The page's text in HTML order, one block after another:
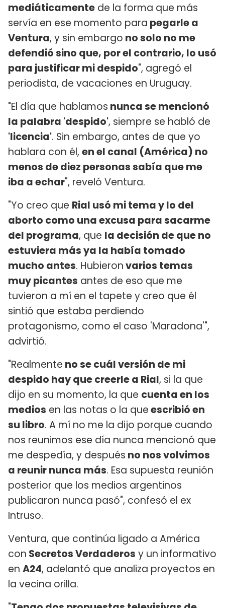
mediáticamente de la forma que más
servía en ese momento para pegarle a
Ventura, y sin embargo no solo no me
defendió sino que, por el contrario, lo usó
para justificar mi despido", agregó el
periodista, de vacaciones en Uruguay.
"El día que hablamos nunca se mencionó
la palabra 'despido', siempre se habló de
'licencia'. Sin embargo, antes de que yo
hablara con él, en el canal (América) no
menos de diez personas sabía que me
iba a echar", reveló Ventura.
"Yo creo que Rial usó mi tema y lo del
aborto como una excusa para sacarme
del programa, que la decisión de que no
estuviera más ya la había tomado
mucho antes. Hubieronvarios temas
muy picantes antes de eso que me
tuvieron a mí en el tapete y creo que él
sintió que estaba perdiendo
protagonismo, como el caso 'Maradona'",
advirtió.
"Realmente no se cuál versión de mi
despido hay que creerle a Rial, si la que
dijo en su momento, la que cuenta en los
medios en las notas o la queescribió en
su libro. A mí no me la dijo porque cuando
nos reunimos ese día nunca mencionó que
me despedía, y después no nos volvimos
a reunir nunca más. Esa supuesta reunión
posterior que los medios argentinos
publicaron nunca pasó", confesó el ex
Intruso.
Ventura, que continúa ligado a América
con Secretos Verdaderos y un informativo
en A24, adelantó que analiza proyectos en
la vecina orilla.